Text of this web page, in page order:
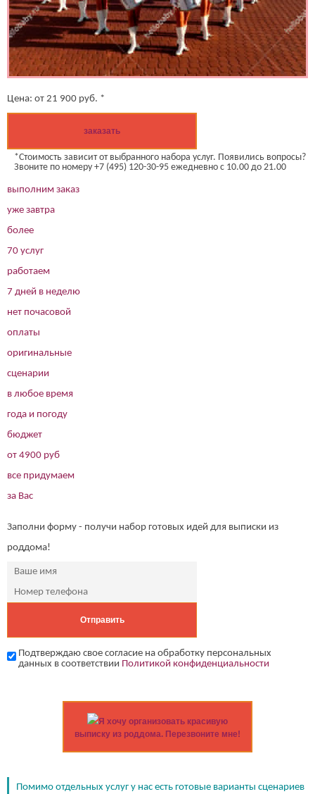
Цена: от 21 900 руб. *
заказать
*Стоимость зависит от выбранного набора услуг. Появились вопросы?
Звоните по номеру +7 (495) 120-30-95 ежедневно с 10.00 до 21.00
выполним заказ
уже завтра
более
70 услуг
работаем
7 дней в неделю
нет почасовой
оплаты
оригинальные
сценарии
в любое время
года и погоду
бюджет
от 4900 руб
все придумаем
за Вас
Заполни форму - получи набор готовых идей для выписки из
роддома!
Подтверждаю свое согласие на обработку персональных
данных в соответствии Политикой конфиденциальности
Я хочу организовать красивую
выписку из роддома. Перезвоните мне!
Помимо отдельных услуг у нас есть готовые варианты сценариев